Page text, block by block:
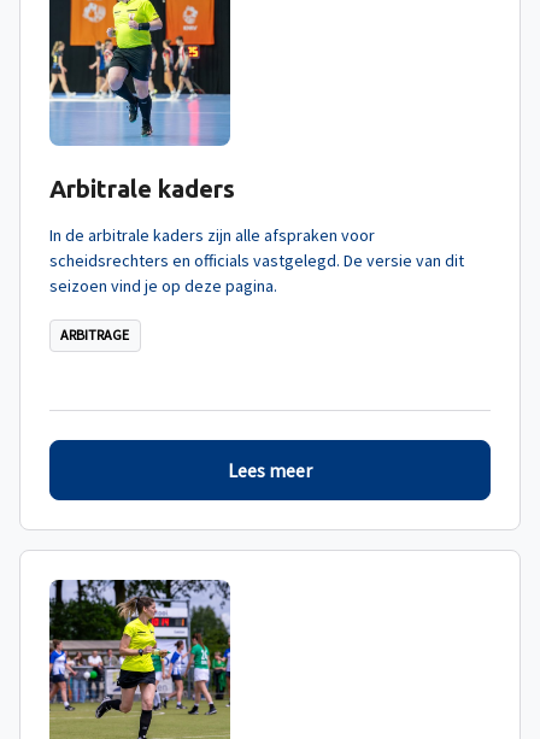
Arbitrale kaders
In de arbitrale kaders zijn alle afspraken voor
scheidsrechters en officials vastgelegd. De versie van dit
seizoen vind je op deze pagina.
ARBITRAGE
Lees meer